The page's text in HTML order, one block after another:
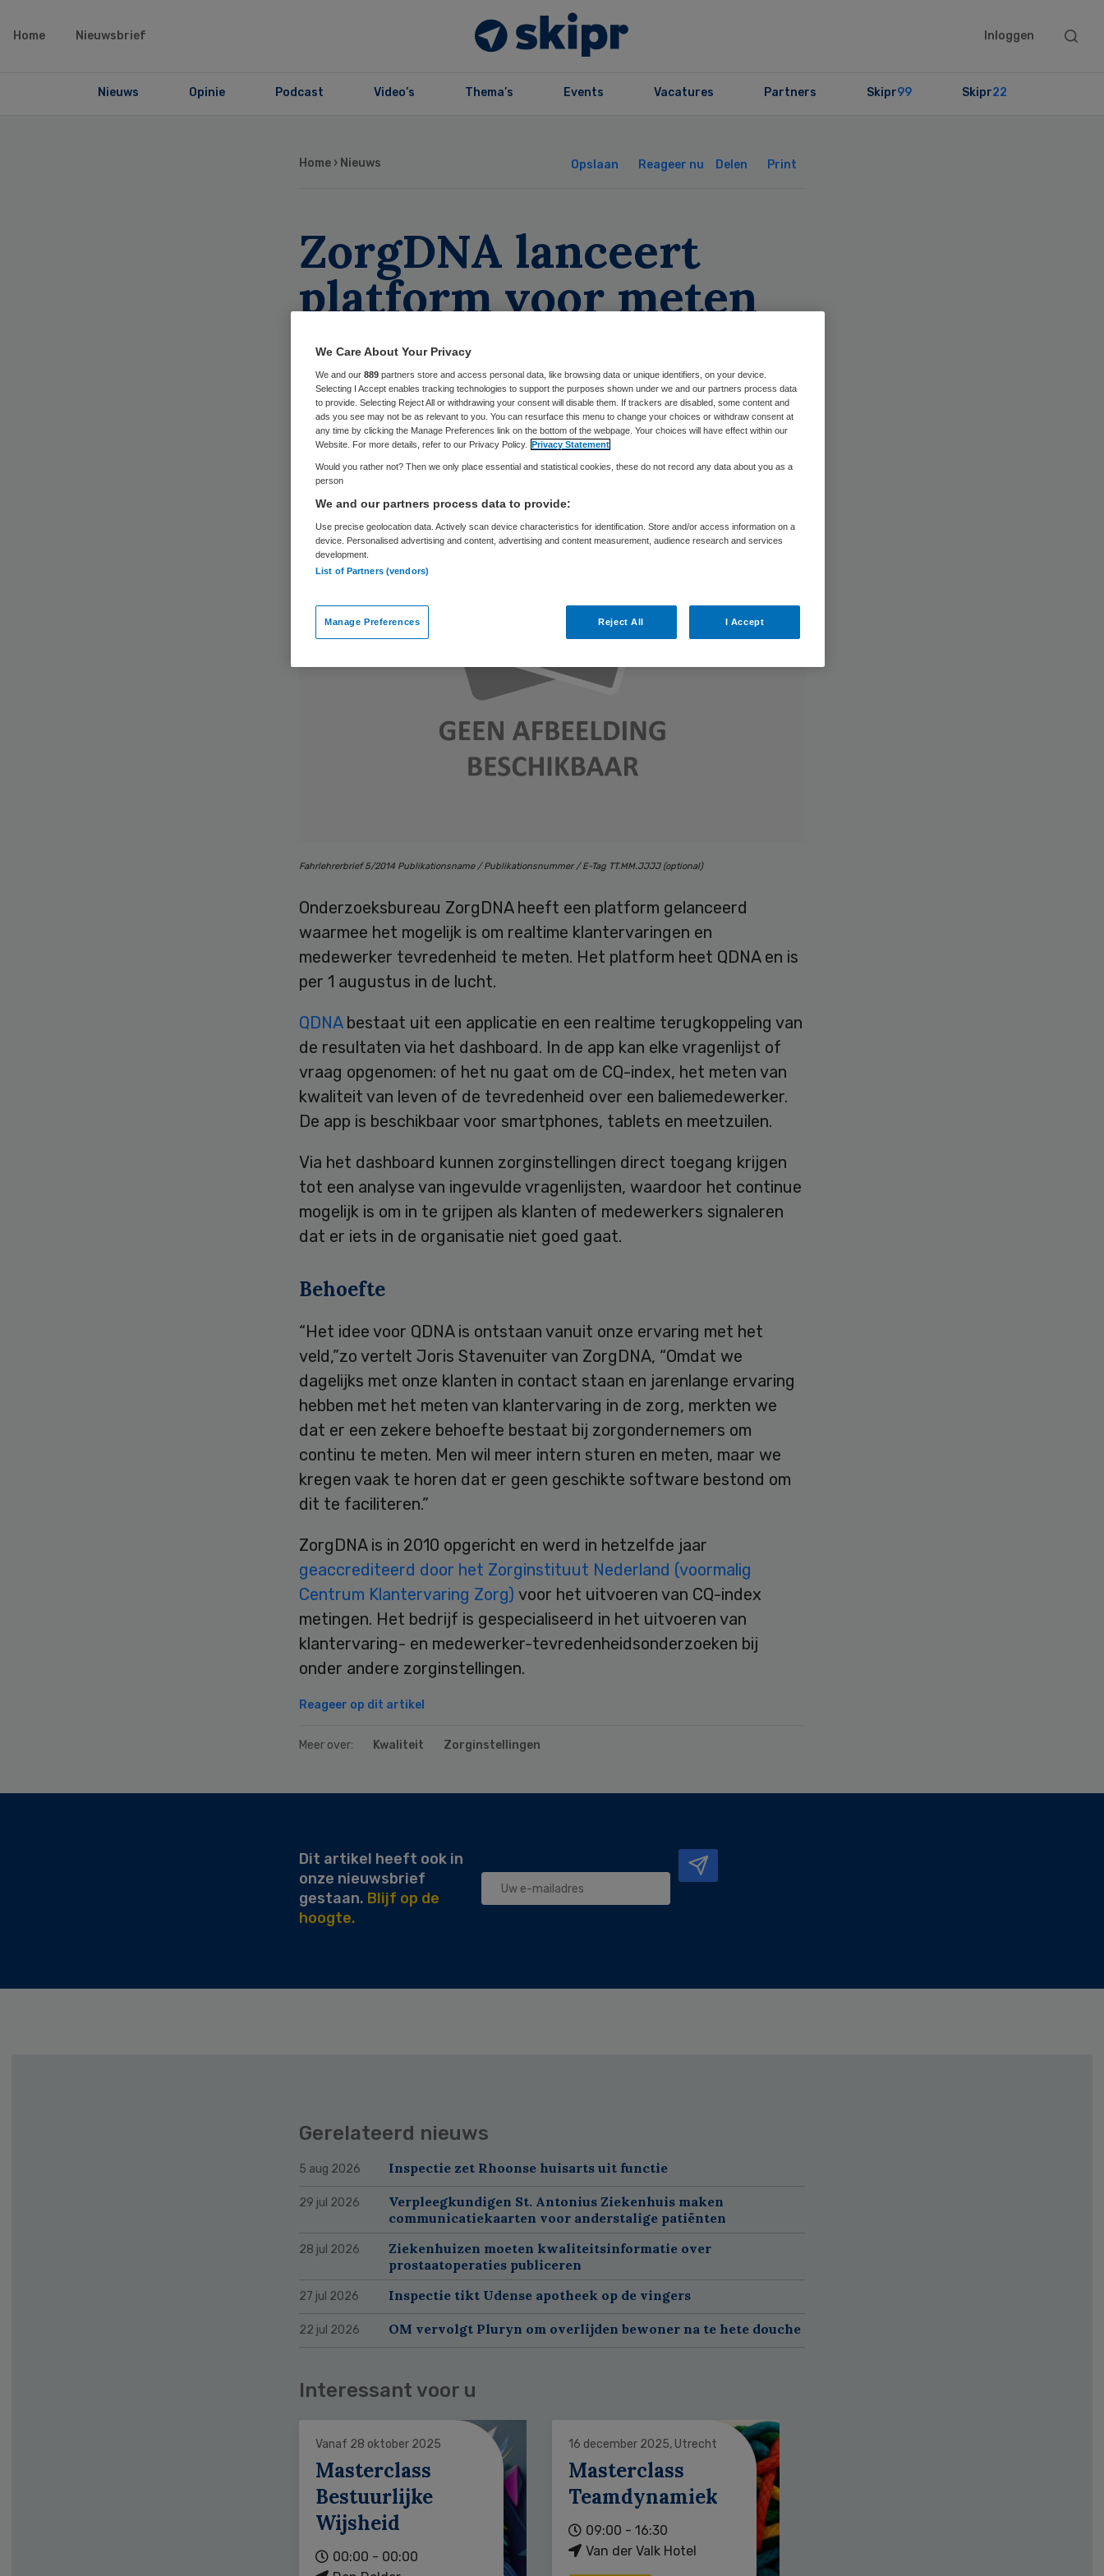
Home Nieuwsbrief Inloggen
Search
Nieuws Opinie Podcast Video’s Thema’s Events Vacatures Partners Skipr99 Skipr22
Home › Nieuws Opslaan Reageer nu Delen Print
ZorgDNA lanceert
platform voor meten
klantervaring
Skipr Redactie 4 augustus 2014, 14:52 122 keer gelezen
Fahrlehrerbrief 5/2014 Publikationsname / Publikationsnummer / E-Tag TT.MM.JJJJ (optional)
Onderzoeksbureau ZorgDNA heeft een platform gelanceerd
waarmee het mogelijk is om realtime klantervaringen en
medewerker tevredenheid te meten. Het platform heet QDNA en is
per 1 augustus in de lucht.
QDNAbestaat uit een applicatie en een realtime terugkoppeling van
de resultaten via het dashboard. In de app kan elke vragenlijst of
vraag opgenomen: of het nu gaat om de CQ-index, het meten van
kwaliteit van leven of de tevredenheid over een baliemedewerker.
De app is beschikbaar voor smartphones, tablets en meetzuilen.
Via het dashboard kunnen zorginstellingen direct toegang krijgen
tot een analyse van ingevulde vragenlijsten, waardoor het continue
mogelijk is om in te grijpen als klanten of medewerkers signaleren
dat er iets in de organisatie niet goed gaat.
Behoefte
“Het idee voor QDNA is ontstaan vanuit onze ervaring met het
veld,”zo vertelt Joris Stavenuiter van ZorgDNA, “Omdat we
dagelijks met onze klanten in contact staan en jarenlange ervaring
hebben met het meten van klantervaring in de zorg, merkten we
dat er een zekere behoefte bestaat bij zorgondernemers om
continu te meten. Men wil meer intern sturen en meten, maar we
kregen vaak te horen dat er geen geschikte software bestond om
dit te faciliteren.”
ZorgDNA is in 2010 opgericht en werd in hetzelfde jaar
geaccrediteerd door het Zorginstituut Nederland (voormalig
Centrum Klantervaring Zorg) voor het uitvoeren van CQ-index
metingen. Het bedrijf is gespecialiseerd in het uitvoeren van
klantervaring- en medewerker-tevredenheidsonderzoeken bij
onder andere zorginstellingen.
Reageer op dit artikel
Meer over: Kwaliteit Zorginstellingen
Dit artikel heeft ook in
onze nieuwsbrief
gestaan. Blijf op de
hoogte.
Gerelateerd nieuws
5 aug 2026 Inspectie zet Rhoonse huisarts uit functie
29 jul 2026
Verpleegkundigen St. Antonius Ziekenhuis maken
communicatiekaarten voor anderstalige patiënten
28 jul 2026
Ziekenhuizen moeten kwaliteitsinformatie over
prostaatoperaties publiceren
27 jul 2026 Inspectie tikt Udense apotheek op de vingers
22 jul 2026 OM vervolgt Pluryn om overlijden bewoner na te hete douche
Interessant voor u
Vanaf 28 oktober 2025
Masterclass
Bestuurlijke
Wijsheid
00:00 - 00:00
16 december 2025, Utrecht
Masterclass
Teamdynamiek
09:00 - 16:30
Van der Valk Hotel
We Care About Your Privacy
We and our 889 partners store and access personal data, like browsing data or unique identifiers, on your device.
Selecting I Accept enables tracking technologies to support the purposes shown under we and our partners process data
to provide. Selecting Reject All or withdrawing your consent will disable them. If trackers are disabled, some content and
ads you see may not be as relevant to you. You can resurface this menu to change your choices or withdraw consent at
any time by clicking the Manage Preferences link on the bottom of the webpage. Your choices will have effect within our
Website. For more details, refer to our Privacy Policy. Privacy Statement
Would you rather not? Then we only place essential and statistical cookies, these do not record any data about you as a
person
We and our partners process data to provide:
Use precise geolocation data. Actively scan device characteristics for identification. Store and/or access information on a
device. Personalised advertising and content, advertising and content measurement, audience research and services
development.
List of Partners (vendors)
Manage Preferences Reject All I Accept